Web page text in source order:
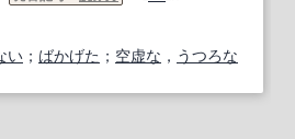
い ； ばかげた ； 空虚な ， うつろな